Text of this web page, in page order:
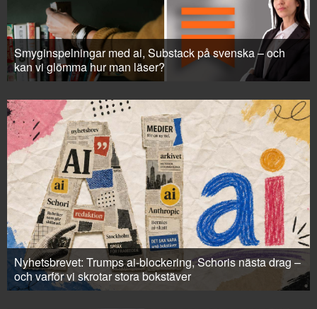
Smyginspelningar med ai, Substack på svenska – och
kan vi glömma hur man läser?
Nyhetsbrevet: Trumps ai-blockering, Schoris nästa drag –
och varför vi skrotar stora bokstäver